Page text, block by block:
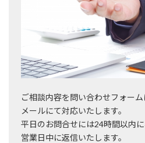
ご相談内容を問い合わせフォーム
メールにて対応いたします。
平日のお問合せには24時間以内
営業日中に返信いたします。